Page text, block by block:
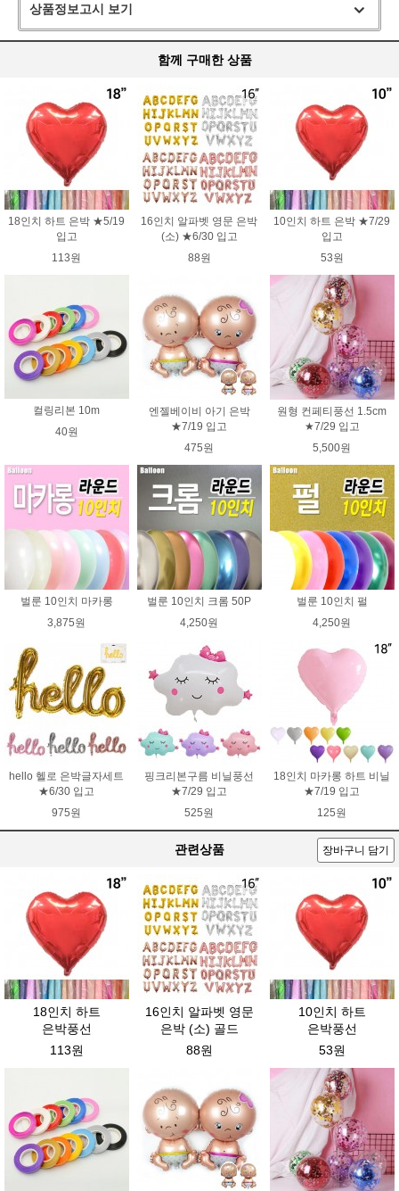
상품정보고시 보기
함께 구매한 상품
18인치 하트 은박 ★5/19
입고
113원
16인치 알파벳 영문 은박
(소) ★6/30 입고
88원
10인치 하트 은박 ★7/29
입고
53원
컬링리본 10m
40원
엔젤베이비 아기 은박
★7/19 입고
475원
원형 컨페티풍선 1.5cm
★7/29 입고
5,500원
벌룬 10인치 마카롱
3,875원
벌룬 10인치 크롬 50P
4,250원
벌룬 10인치 펄
4,250원
hello 헬로 은박글자세트
★6/30 입고
975원
핑크리본구름 비닐풍선
★7/29 입고
525원
18인치 마카롱 하트 비닐
★7/19 입고
125원
관련상품 장바구니 담기
18인치 하트
은박풍선
113원
16인치 알파벳 영문
은박 (소) 골드
88원
10인치 하트
은박풍선
53원